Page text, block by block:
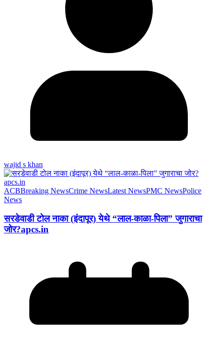
wajid s khan
ACBBreaking NewsCrime NewsLatest NewsPMC NewsPolice
News
सरडेवाडी टोल नाका (इंदापूर) येथे “लाल-काळा-पिला” जुगाराचा
जोर?apcs.in